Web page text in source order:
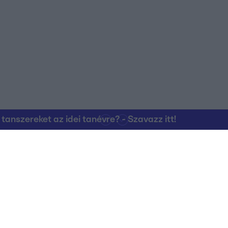
az idei tanévre? - Szavazz itt!